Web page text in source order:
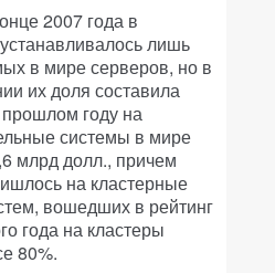
2007 года в
лишь
в мире серверов, но в
их доля составила
году на
системы в мире
млрд долл., причем
на кластерные
вошедших в рейтинг
года на кластеры
80%.